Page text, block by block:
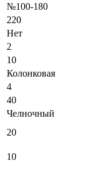
№100-180
220
Нет
2
10
Колонковая
4
40
Челночный
20
10